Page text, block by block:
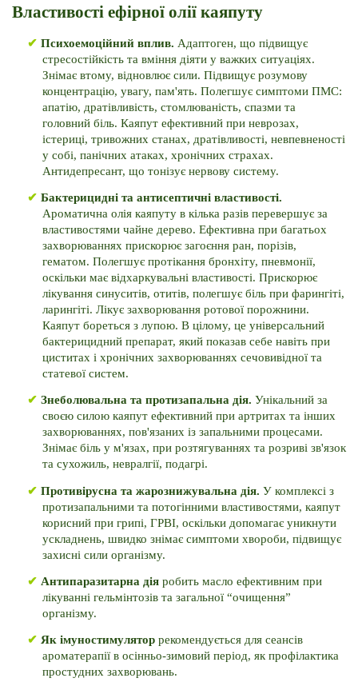
Властивості ефірної олії каяпуту
✔ Психоемоційний вплив. Адаптоген, що підвищує
Знімає втому, відновлює сили. Підвищує розумову
концентрацію, увагу, пам'ять. Полегшує симптоми ПМС:
апатію, дратівливість, стомлюваність, спазми та
головний біль. Каяпут ефективний при неврозах,
істериці, тривожних станах, дратівливості, невпевненості
Антидепресант, що тонізує нервову систему.
✔
Ароматична олія каяпуту в кілька разів перевершує за
властивостями чайне дерево. Ефективна при багатьох
захворюваннях прискорює загоєння ран, порізів,
гематом. Полегшує протікання бронхіту, пневмонії,
оскільки має відхаркувальні властивості. Прискорює
лікування синуситів, отитів, полегшує біль при фарингіті,
ларингіті.
Каяпут бореться з лупою. В цілому, це універсальний
бактерицидний препарат, який показав себе навіть при
циститах і хронічних захворюваннях сечовивідної та
статевої систем.
✔ Знеболювальна та протизапальна дія. Унікальний за
своєю силою каяпут ефективний при артритах та інших
Знімає біль у м'язах, при розтягуваннях та розриві зв'язок
та сухожиль, невралгії, подагрі.
✔ Противірусна та жарознижувальна дія. У комплексі з
протизапальними та потогінними властивостями, каяпут
корисний при грипі, ГРВІ, оскільки допомагає уникнути
ускладнень, швидко знімає симптоми хвороби, підвищує
захисні сили організму.
✔ Антипаразитарна дія робить масло ефективним при
лікуванні гельмінтозів та загальної “очищення”
організму.
✔ Як імуностимулятор рекомендується для сеансів
ароматерапії в осінньо-зимовий період, як профілактика
простудних захворювань.